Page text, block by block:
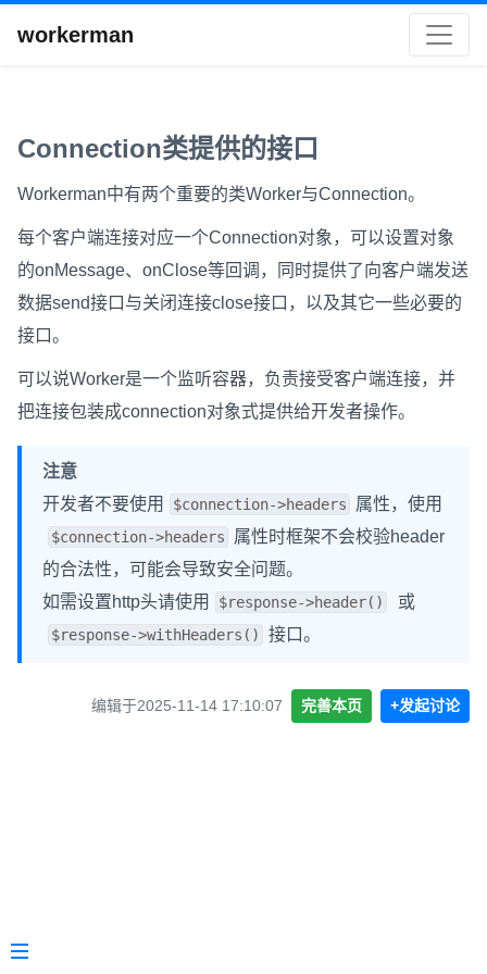
workerman
Connection类提供的接口
Workerman中有两个重要的类Worker与Connection。
每个客户端连接对应一个Connection对象，可以设置对象
的onMessage、onClose等回调，同时提供了向客户端发送
数据send接口与关闭连接close接口，以及其它一些必要的
接口。
可以说Worker是一个监听容器，负责接受客户端连接，并
把连接包装成connection对象式提供给开发者操作。
注意
开发者不要使用
$connection->headers 属性，使用
$connection->headers
属性时框架不会校验header
的合法性，可能会导致安全问题。
如需设置http头请使用
$response->header() 或
$response->withHeaders() 接口。
编辑于2025-11-14 17:10:07 完善本页 +发起讨论